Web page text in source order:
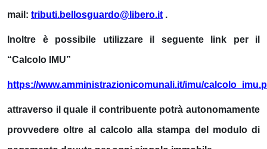
mail: tributi.bellosguardo@libero.it .
Inoltre è possibile utilizzare il seguente link per il
“Calcolo IMU”
https://www.amministrazionicomunali.it/imu/
attraverso il quale il contribuente potrà autonomamente
provvedere oltre al calcolo alla stampa del modulo di